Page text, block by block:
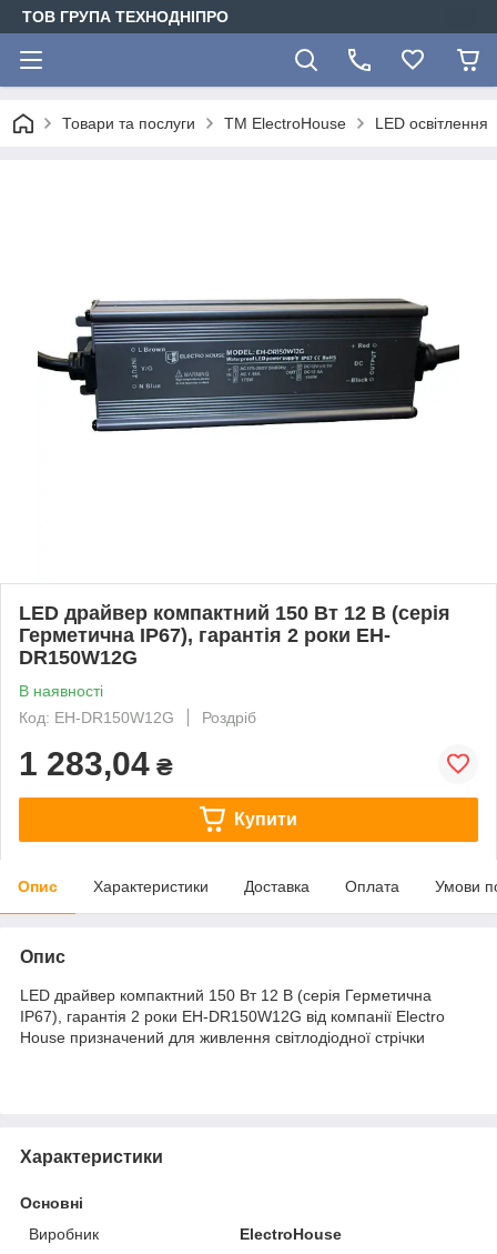
ТОВ ГРУПА ТЕХНОДНІПРО
Товари та послуги ТМ ElectroHouse LED освітлення
LED драйвер компактний 150 Вт 12 В (серія
Герметична IP67), гарантія 2 роки EH-
DR150W12G
В наявності
Код: EH-DR150W12G
Роздріб
1 283,04 ₴
Купити
Опис Характеристики Доставка Оплата Умови
Опис
LED драйвер компактний 150 Вт 12 В (серія Герметична
IP67), гарантія 2 роки EH-DR150W12G від компанії Electro
House призначений для живлення світлодіодної стрічки
Характеристики
Основні
Виробник
ElectroHouse